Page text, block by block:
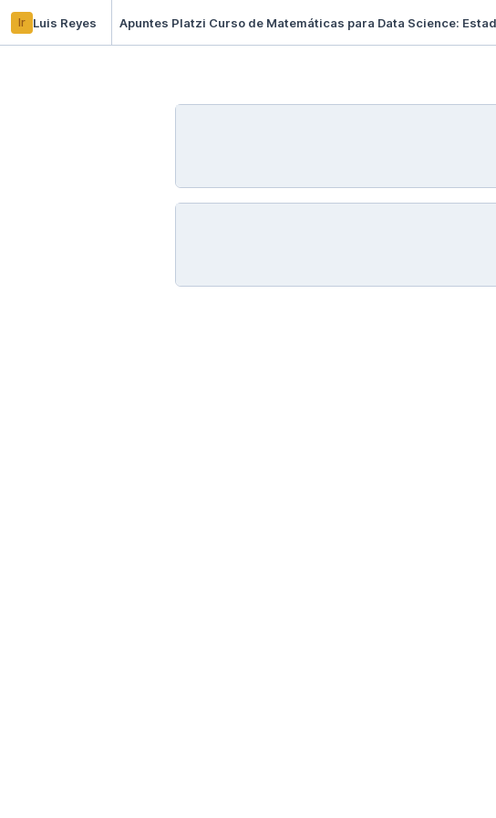
lr Luis Reyes Apuntes Platzi Curso de Matemáticas para Data Science: